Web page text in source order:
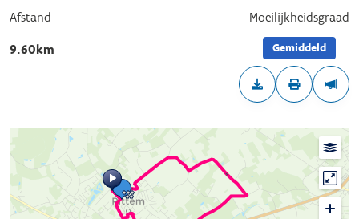
Afstand
9.60km
Moeilijkheidsgraad
Gemiddeld